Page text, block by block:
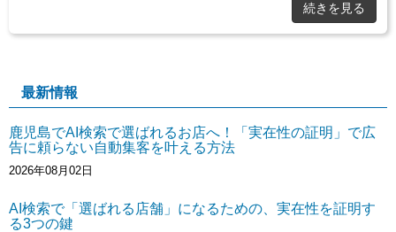
続きを見る
最新情報
鹿児島でAI検索で選ばれるお店へ！「実在性の証明」で広
告に頼らない自動集客を叶える方法
2026年08月02日
AI検索で「選ばれる店舗」になるための、実在性を証明す
る3つの鍵